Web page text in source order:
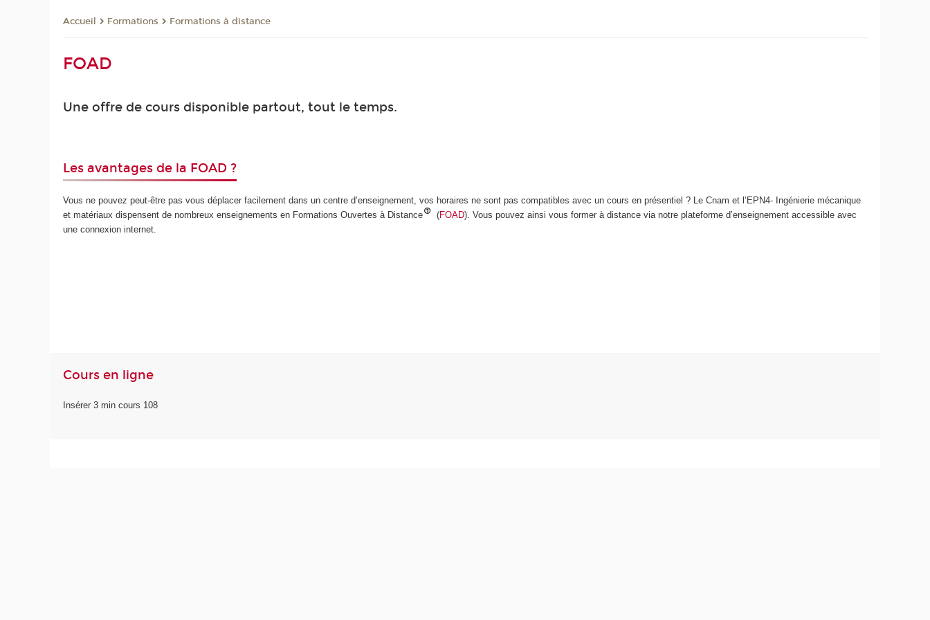
Accueil Formations Formations à distance
FOAD
Une offre de cours disponible partout, tout le temps.
Les avantages de la FOAD ?
Vous ne pouvez peut-être pas vous déplacer facilement dans un centre d’enseignement, vos horaires ne sont pas compatibles avec un cours en présentiel ? Le Cnam et l’EPN4- Ingénierie mécanique
et matériaux dispensent de nombreux enseignements en Formations Ouvertes à Distance
(FOAD). Vous pouvez ainsi vous former à distance via notre plateforme d’enseignement accessible avec
une connexion internet.
Cours en ligne
Insérer 3 min cours 108